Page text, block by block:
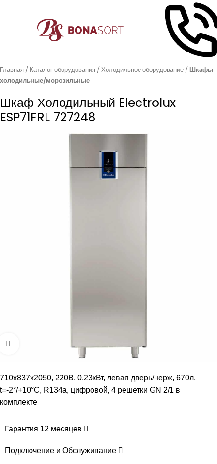
Главная Каталог оборудования Холодильное оборудование
Шкафы
холодильные/морозильные
Шкаф Холодильный Electrolux
ESP71FRL 727248
710x837x2050, 220В, 0,23кВт, левая дверь/нерж, 670л,
t=-2°/+10°C, R134a, цифровой, 4 решетки GN 2/1 в
комплекте
Гарантия 12 месяцев
Подключение и Обслуживание